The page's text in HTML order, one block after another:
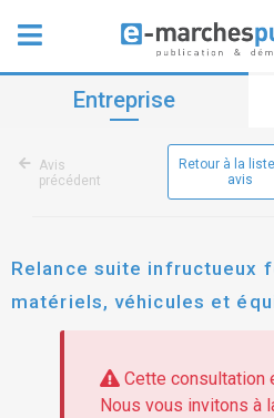
Entreprise
Avis
précédent
Retour à la
avis
Relance suite infructueux
matériels, véhicules et
lutte contre les
Cette consultation
Nous vous invitons à